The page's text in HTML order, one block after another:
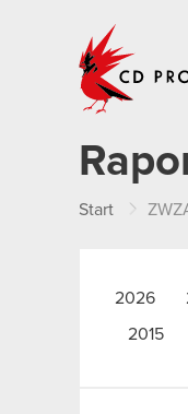
Start
2026
2015